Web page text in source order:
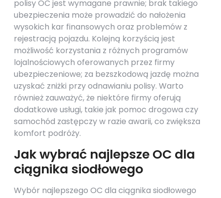
polisy OC jest wymagane prawnie; brak takiego
ubezpieczenia może prowadzić do nałożenia
wysokich kar finansowych oraz problemów z
rejestracją pojazdu. Kolejną korzyścią jest
możliwość korzystania z różnych programów
lojalnościowych oferowanych przez firmy
ubezpieczeniowe; za bezszkodową jazdę można
uzyskać zniżki przy odnawianiu polisy. Warto
również zauważyć, że niektóre firmy oferują
dodatkowe usługi, takie jak pomoc drogowa czy
samochód zastępczy w razie awarii, co zwiększa
komfort podróży.
Jak wybrać najlepsze OC dla
ciągnika siodłowego
Wybór najlepszego OC dla ciągnika siodłowego